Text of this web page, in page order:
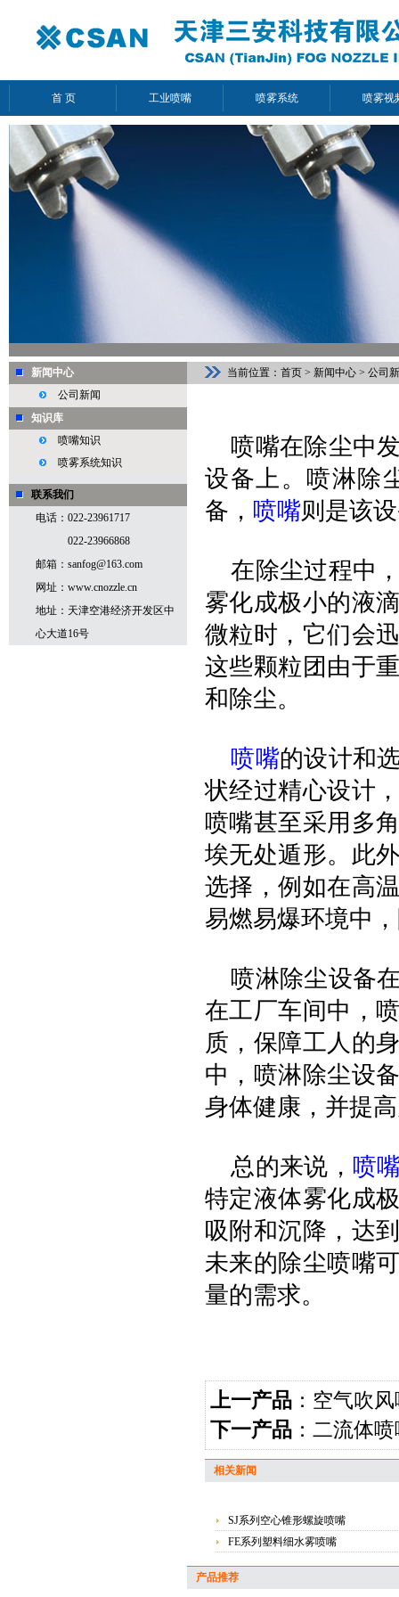
首 页 工业喷嘴 喷雾系统 喷雾视
新闻中心
公司新闻
知识库
喷嘴知识
喷雾系统知识
联系我们
电话：022-23961717
022-23966868
邮箱：sanfog@163.com
网址：www.cnozzle.cn
地址：天津空港经济开发区中
心大道16号
当前位置： 首页 > 新闻中心 > 公司
喷嘴在除尘中
设备上。喷淋除
备， 喷嘴则是该
在除尘过程中
雾化成极小的液
微粒时，它们会
这些颗粒团由于
和除尘。
喷嘴的设计和
状经过精心设计
喷嘴甚至采用多
埃无处遁形。此
选择，例如在高
易燃易爆环境中
喷淋除尘设备
在工厂车间中，
质，保障工人的
中，喷淋除尘设
身体健康，并提
总的来说， 喷
特定液体雾化成
吸附和沉降，达
未来的除尘喷嘴
量的需求。
上一产品 ： 空气吹
下一产品 ： 二流体
相关新闻
SJ系列空心锥形螺旋喷嘴
FE系列塑料细水雾喷嘴
产品推荐